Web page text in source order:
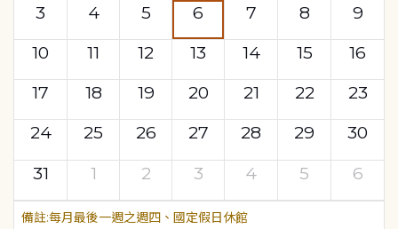
3
4 5 6 7 8
9
10
11 12 13 14 15
16
17
18 19 20 21 22
23
24
25 26 27 28 29
30
31
1 2 3 4 5 6
每月最後一週之週四、國定假日休館